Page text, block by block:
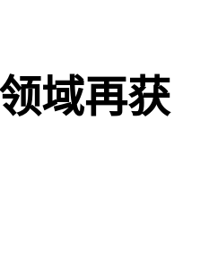
域再获